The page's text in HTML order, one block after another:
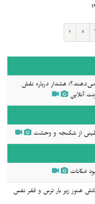
‹ ۸
هشدار درباره نقش
آنلاین
از شکنجه و وحشت
امکانات
هنوز زیر بار ترس و فقر نفس